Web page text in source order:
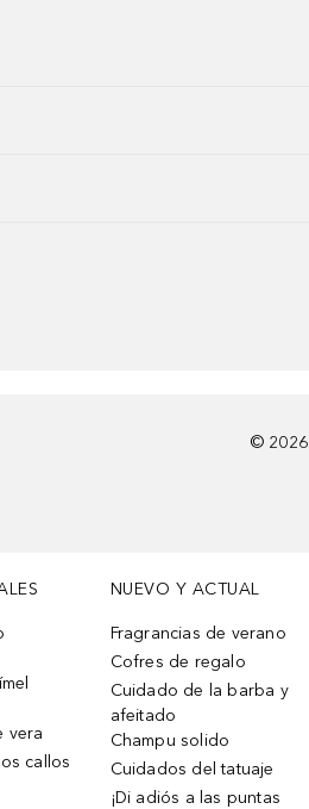
© 2026
vera
callos
NUEVO Y ACTUAL
Fragrancias de verano
Cofres de regalo
Cuidado de la barba y
afeitado
Champu solido
Cuidados del tatuaje
¡Di adiós a las puntas